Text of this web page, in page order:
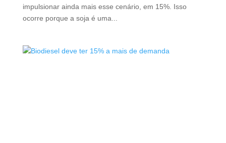
impulsionar ainda mais esse cenário, em 15%. Isso
ocorre porque a soja é uma...